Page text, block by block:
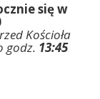
się w
Kościoła
godz. 13:45